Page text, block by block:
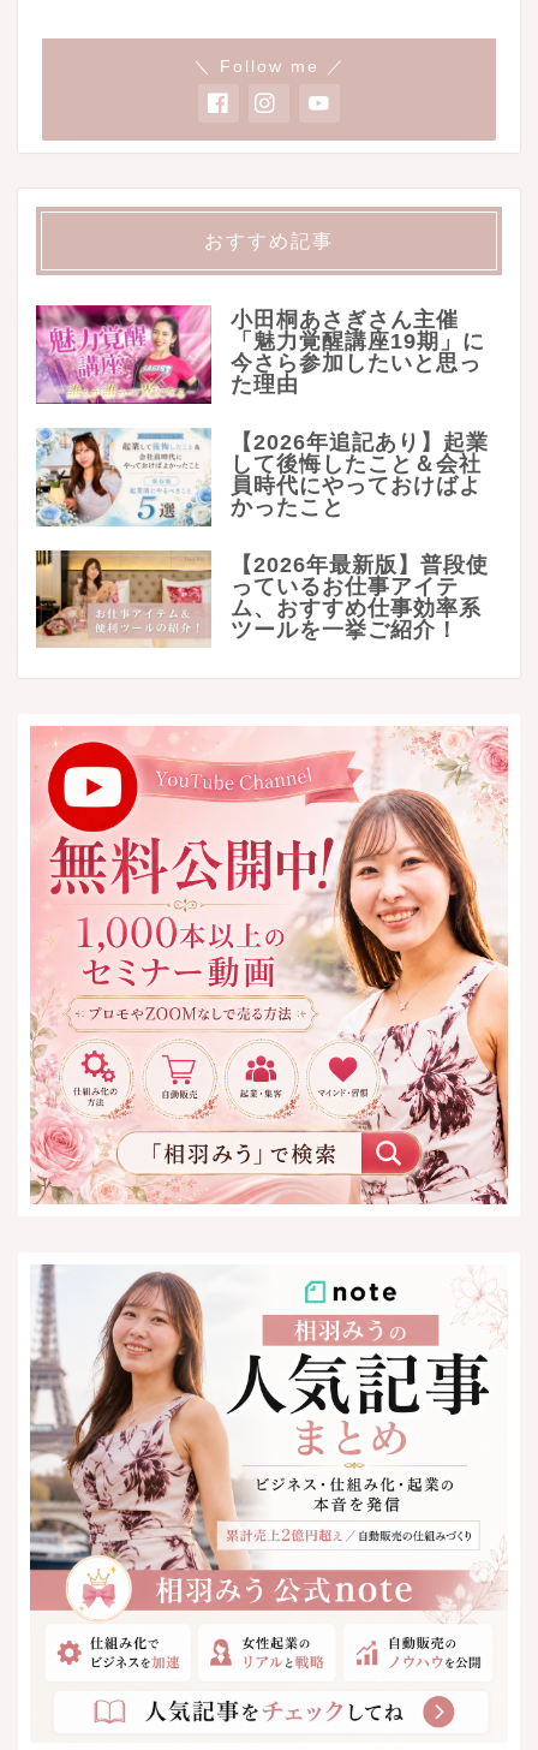
＼ Follow me ／
おすすめ記事
小田桐あさぎさん主催
「魅力覚醒講座19期」に
今さら参加したいと思っ
た理由
【2026年追記あり】起業
して後悔したこと＆会社
員時代にやっておけばよ
かったこと
【2026年最新版】普段使
っているお仕事アイテ
ム、おすすめ仕事効率系
ツールを一挙ご紹介！